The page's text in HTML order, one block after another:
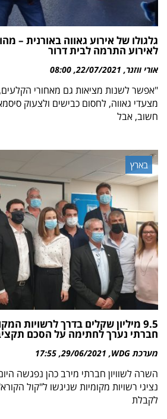
גלגולו של אירוע גאווה באורנית –
לאירוע התרמה לבית דרור
אורי ווזנר 22/07/2021
08:00
"אפשר לשנות מציאות גם מאחורי הקלעים,
מצעדי גאווה, לחסום כבישים ולצעוק
חשוב, אבל
בארץ
9.5 מיליון שקלים בדרך לרשויות
חברתי נערך לחתימה על הסכם
מערכת WDG 29/06/2021
17:55
נציגי רשויות מקומיות שניגשו ל"קול
לקבלת